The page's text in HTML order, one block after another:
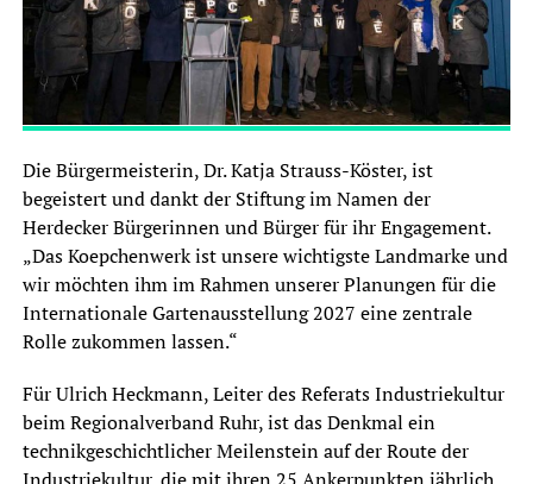
Die Bürgermeisterin, Dr. Katja Strauss-Köster, ist
begeistert und dankt der Stiftung im Namen der
Herdecker Bürgerinnen und Bürger für ihr Engagement.
„Das Koepchenwerk ist unsere wichtigste Landmarke und
wir möchten ihm im Rahmen unserer Planungen für die
Internationale Gartenausstellung 2027 eine zentrale
Rolle zukommen lassen.“
Für Ulrich Heckmann, Leiter des Referats Industriekultur
beim Regionalverband Ruhr, ist das Denkmal ein
technikgeschichtlicher Meilenstein auf der Route der
Industriekultur, die mit ihren 25 Ankerpunkten jährlich